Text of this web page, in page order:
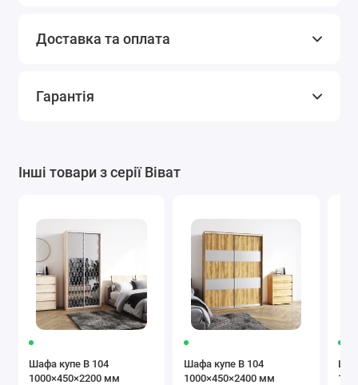
Графіт
Світло
коричневий
Бежевий Коричневий Крем
Доставка та оплата
Гарантія
Інші товари з серії Віват
Шафа купе В 104
1000×450×2200 мм
Шафа купе В 104
1000×450×2400 мм